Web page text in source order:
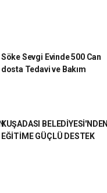
Söke Sevgi Evinde 500 Can
dosta Tedavi ve Bakım
KUŞADASI BELEDİYESİ'NDEN
EĞİTİME GÜÇLÜ DESTEK